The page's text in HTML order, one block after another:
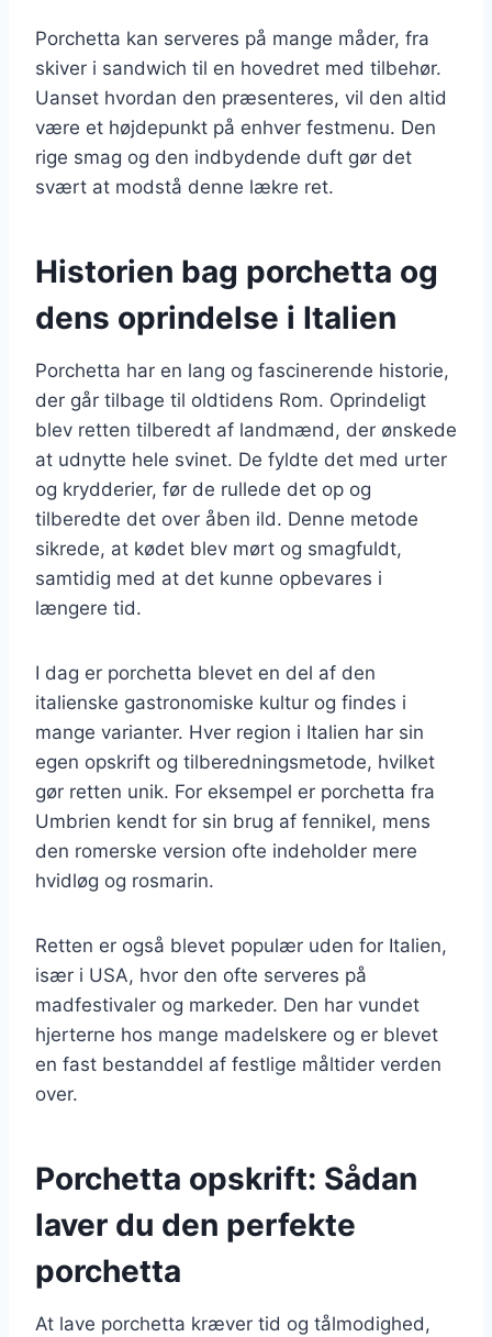
Porchetta kan serveres på mange måder, fra
skiver i sandwich til en hovedret med tilbehør.
Uanset hvordan den præsenteres, vil den altid
være et højdepunkt på enhver festmenu. Den
rige smag og den indbydende duft gør det
svært at modstå denne lækre ret.
Historien bag porchetta og
dens oprindelse i Italien
Porchetta har en lang og fascinerende historie,
der går tilbage til oldtidens Rom. Oprindeligt
blev retten tilberedt af landmænd, der ønskede
at udnytte hele svinet. De fyldte det med urter
og krydderier, før de rullede det op og
tilberedte det over åben ild. Denne metode
sikrede, at kødet blev mørt og smagfuldt,
samtidig med at det kunne opbevares i
længere tid.
I dag er porchetta blevet en del af den
italienske gastronomiske kultur og findes i
mange varianter. Hver region i Italien har sin
egen opskrift og tilberedningsmetode, hvilket
gør retten unik. For eksempel er porchetta fra
Umbrien kendt for sin brug af fennikel, mens
den romerske version ofte indeholder mere
hvidløg og rosmarin.
Retten er også blevet populær uden for Italien,
især i USA, hvor den ofte serveres på
madfestivaler og markeder. Den har vundet
hjerterne hos mange madelskere og er blevet
en fast bestanddel af festlige måltider verden
over.
Porchetta opskrift: Sådan
laver du den perfekte
porchetta
At lave porchetta kræver tid og tålmodighed,